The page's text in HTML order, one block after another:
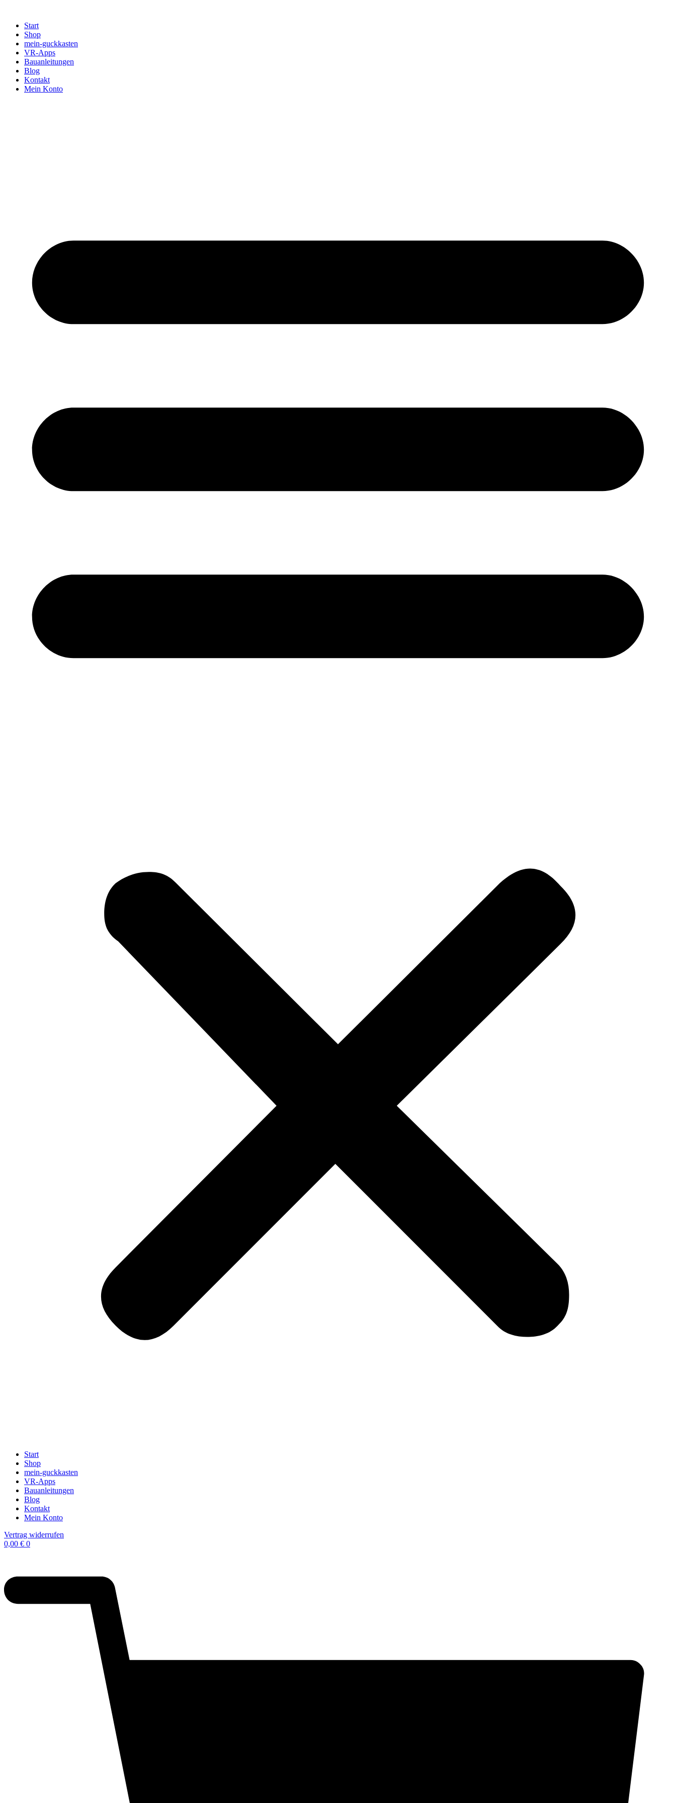
springenStart
Shop
mein-guckkasten
VR-Apps
Bauanleitungen
Blog
Kontakt
Mein Konto
Start
Shop
mein-guckkasten
VR-Apps
Bauanleitungen
Blog
Kontakt
Mein Konto
Vertrag widerrufen
0,00 € 0